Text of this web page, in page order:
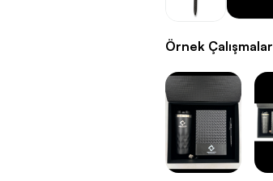
Örnek Çalışmalar